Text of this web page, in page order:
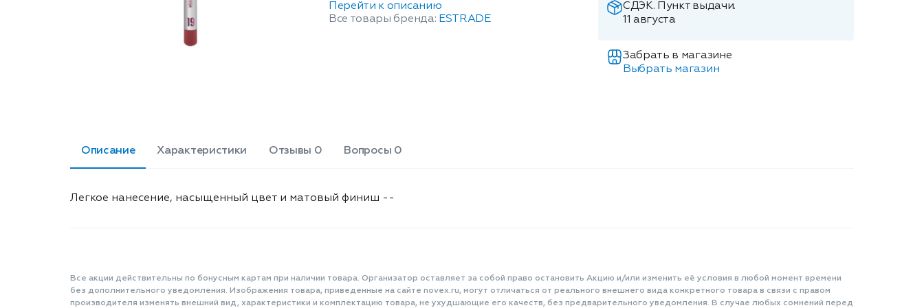
Перейти к описанию
Все товары бренда: ESTRADE
СДЭК. Пункт выдачи.
11 августа
Забрать в магазине
Выбрать магазин
Описание Характеристики Отзывы 0 Вопросы 0
Легкое нанесение, насыщенный цвет и матовый финиш --
Все акции действительны по бонусным картам при наличии товара. Организатор оставляет за собой право остановить Акцию и/или изменить её условия в любой момент времени
без дополнительного уведомления. Изображения товара, приведенные на сайте novex.ru, могут отличаться от реального внешнего вида конкретного товара в связи с правом
производителя изменять внешний вид, характеристики и комплектацию товара, не ухудшающие его качеств, без предварительного уведомления. В случае любых сомнений перед